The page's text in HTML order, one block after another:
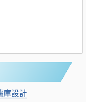
庫設計